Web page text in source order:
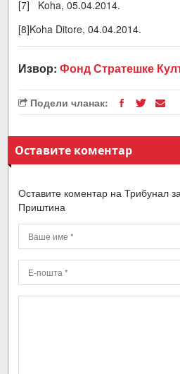
[7] Koha, 05.04.2014.
[8]Koha Ditore, 04.04.2014.
Извор:Фонд Стратешке
Подели чланак:
Оставите коментар
Оставите коментар на Трибунал
Приштина